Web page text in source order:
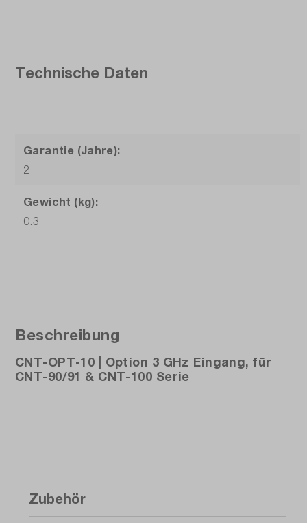
Technische Daten
Garantie (Jahre):
2
Gewicht (kg):
0.3
Beschreibung
CNT-OPT-10 | Option 3 GHz Eingang, für
CNT-90/91 & CNT-100 Serie
Zubehör